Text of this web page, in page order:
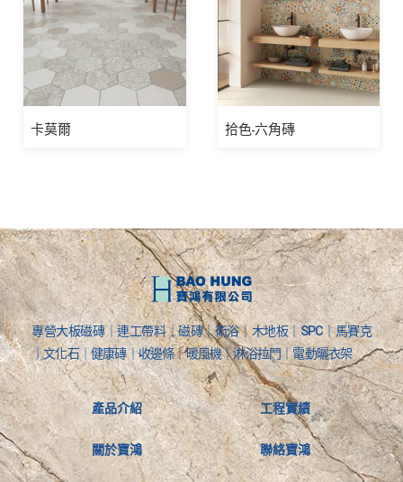
卡莫爾 拾色-六角磚
專營大板磁磚｜連工帶料｜磁磚｜衛浴｜木地板｜SPC｜馬賽克
｜文化石｜健康磚｜收邊條｜暖風機｜淋浴拉門｜電動曬衣架
產品介紹
關於寶鴻
工程實績
聯絡寶鴻